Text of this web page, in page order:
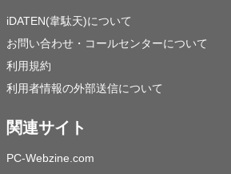
iDATEN(韋駄天)について
お問い合わせ・コールセンターについて
利用規約
利用者情報の外部送信について
関連サイト
PC-Webzine.com